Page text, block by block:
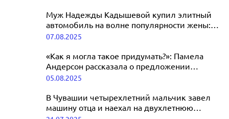
Муж Надежды Кадышевой купил элитный
автомобиль на волне популярности жены:
раскрыты подробности
07.08.2025
«Как я могла такое придумать?»: Памела
Андерсон рассказала о предложении
Сильвестра Сталлоне купить ей «Порше»
05.08.2025
В Чувашии четырехлетний мальчик завел
машину отца и наехал на двухлетнюю